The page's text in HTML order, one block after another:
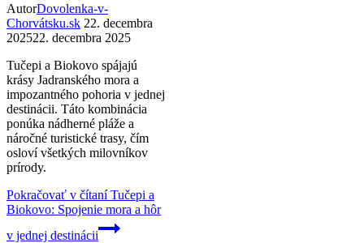
AutorDovolenka-v-
Chorvátsku.sk 22. decembra
202522. decembra 2025
Tučepi a Biokovo spájajú
krásy Jadranského mora a
impozantného pohoria v jednej
destinácii. Táto kombinácia
ponúka nádherné pláže a
náročné turistické trasy, čím
osloví všetkých milovníkov
prírody.
Pokračovať v čítaníTučepi a
Biokovo: Spojenie mora a hôr
v jednej destinácii